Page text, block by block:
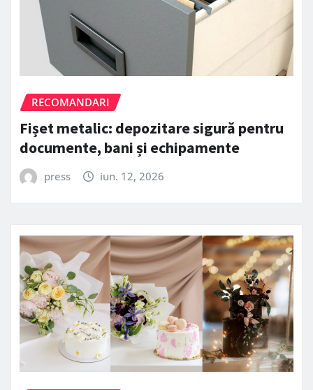
RECOMANDARI
Fișet metalic: depozitare sigură pentru
documente, bani și echipamente
press iun. 12, 2026